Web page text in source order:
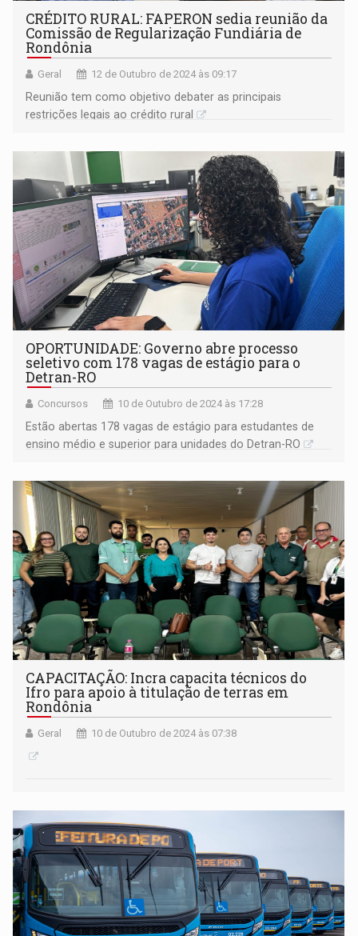
CRÉDITO RURAL: FAPERON sedia reunião da
Comissão de Regularização Fundiária de
Rondônia
Geral 12 de Outubro de 2024 às 09:17
Reunião tem como objetivo debater as principais
restrições legais ao crédito rural
OPORTUNIDADE: Governo abre processo
seletivo com 178 vagas de estágio para o
Detran-RO
Concursos 10 de Outubro de 2024 às 17:28
Estão abertas 178 vagas de estágio para estudantes de
ensino médio e superior para unidades do Detran-RO
CAPACITAÇÃO: Incra capacita técnicos do
Ifro para apoio à titulação de terras em
Rondônia
Geral 10 de Outubro de 2024 às 07:38